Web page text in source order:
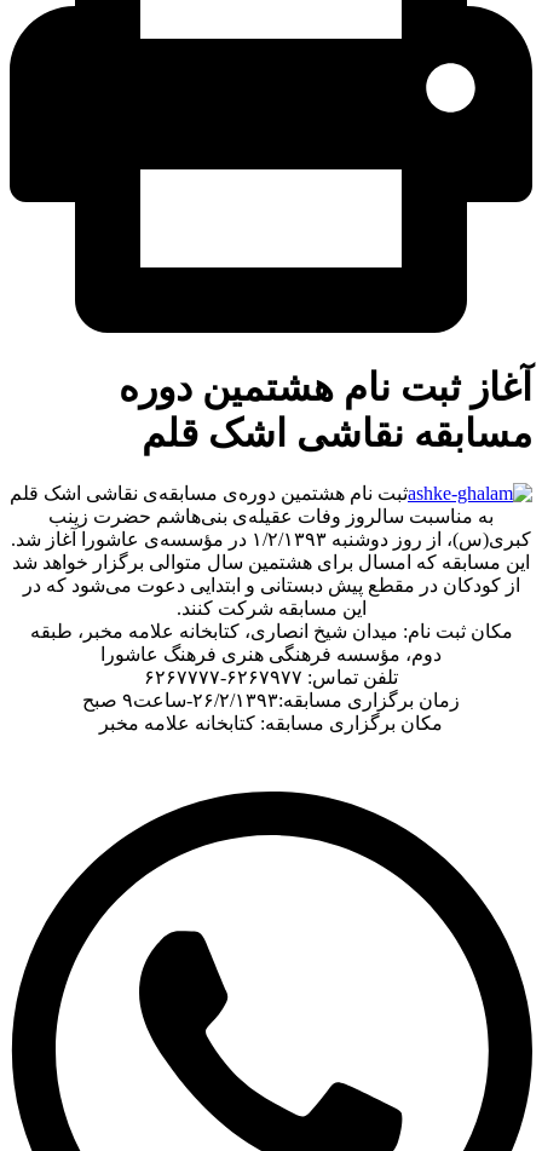
ثبت نام هشتمین دوره
نقاشی اشک قلم
ثبت نام هشتمین دوره‌ی مسابقه‌ی نقاشی اشک قلم
به مناسبت سالروز وفات عقیله‌ی بنی‌هاشم حضرت زینب
کبری(س)، از روز دوشنبه ۱/۲/۱۳۹۳ در مؤسسه‌ی عاشورا آغاز شد.
مسابقه که امسال برای هشتمین سال متوالی برگزار خواهد شد
کودکان در مقطع پیش دبستانی و ابتدایی دعوت می‌شود که در
این مسابقه شرکت کنند.
مکان ثبت نام: میدان شیخ انصاری، کتابخانه علامه مخبر، طبقه
دوم، مؤسسه فرهنگی هنری فرهنگ عاشورا
تلفن تماس: ۶۲۶۷۹۷۷-۶۲۶۷۷۷۷
زمان برگزاری مسابقه:۲۶/۲/۱۳۹۳-ساعت۹ صبح
مکان برگزاری مسابقه: کتابخانه علامه مخبر